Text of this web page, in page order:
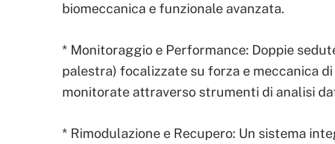
biomeccanica e funzionale avanzata.
* Monitoraggio e Performance: Doppie
palestra) focalizzate su forza e meccanica
monitorate attraverso strumenti di analisi
* Rimodulazione e Recupero: Un sistema